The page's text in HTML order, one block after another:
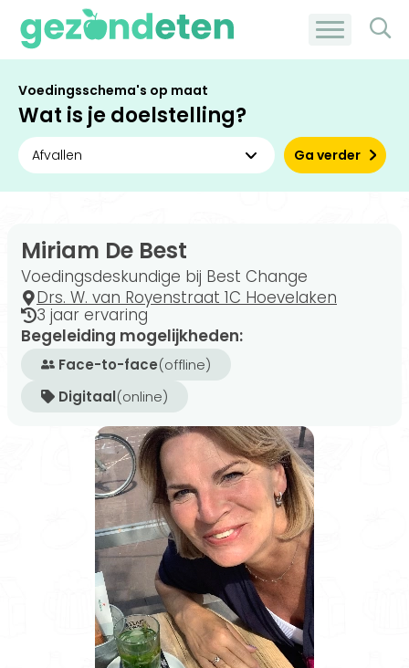
Voedingsschema's op maat
Wat is je doelstelling?
Ga verder
Miriam De Best
Voedingsdeskundige bij Best Change
Drs. W. van Royenstraat 1C Hoevelaken
3 jaar ervaring
Begeleiding mogelijkheden:
Face-to-face(offline)
Digitaal(online)